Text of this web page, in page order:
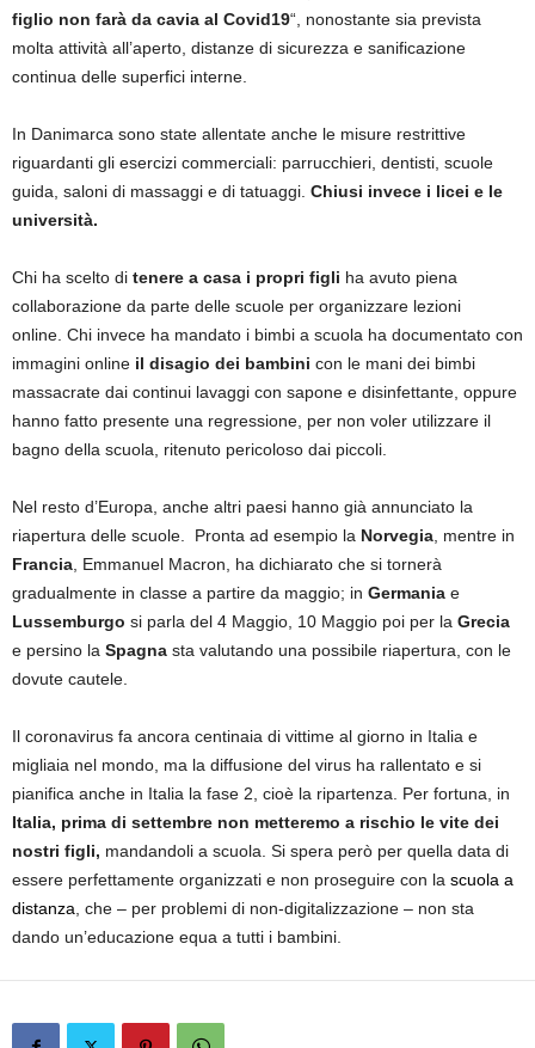
figlio non farà da cavia al Covid19“, nonostante sia prevista
molta attività all’aperto, distanze di sicurezza e sanificazione
continua delle superfici interne.
In Danimarca sono state allentate anche le misure restrittive
riguardanti gli esercizi commerciali: parrucchieri, dentisti, scuole
guida, saloni di massaggi e di tatuaggi. Chiusi invece i licei e le
università.
Chi ha scelto di tenere a casa i propri figli ha avuto piena
collaborazione da parte delle scuole per organizzare lezioni
online. Chi invece ha mandato i bimbi a scuola ha documentato con
immagini online il disagio dei bambini con le mani dei bimbi
massacrate dai continui lavaggi con sapone e disinfettante, oppure
hanno fatto presente una regressione, per non voler utilizzare il
bagno della scuola, ritenuto pericoloso dai piccoli.
Nel resto d’Europa, anche altri paesi hanno già annunciato la
riapertura delle scuole. Pronta ad esempio la Norvegia , mentre in
Francia , Emmanuel Macron, ha dichiarato che si tornerà
gradualmente in classe a partire da maggio; in Germania e
Lussemburgo si parla del 4 Maggio, 10 Maggio poi per la Grecia
e persino la Spagna sta valutando una possibile riapertura, con le
dovute cautele.
Il coronavirus fa ancora centinaia di vittime al giorno in Italia e
migliaia nel mondo, ma la diffusione del virus ha rallentato e si
pianifica anche in Italia la fase 2, cioè la ripartenza. Per fortuna, in
Italia, prima di settembre non metteremo a rischio le vite dei
nostri figli, mandandoli a scuola. Si spera però per quella data di
essere perfettamente organizzati e non proseguire con la scuola a
distanza , che – per problemi di non-digitalizzazione – non sta
dando un’educazione equa a tutti i bambini.